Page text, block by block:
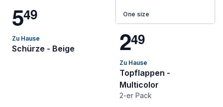
549
Zu Hause
Schürze - Beige
One size
249
Zu Hause
Topflappen -
Multicolor
2-er Pack